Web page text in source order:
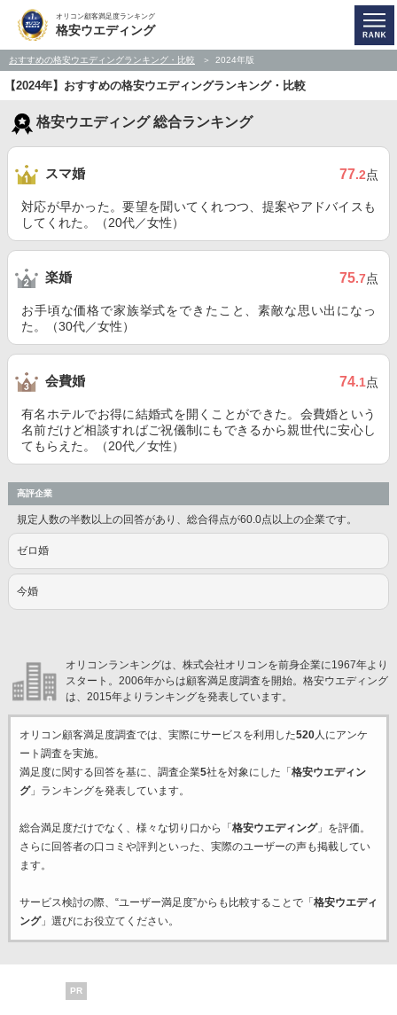
オリコン顧客満足度ランキング
格安ウエディング
おすすめの格安ウエディングランキング・比較 2024年版
【2024年】おすすめの格安ウエディングランキング・比較
格安ウエディング 総合ランキング
スマ婚 77.2点
対応が早かった。要望を聞いてくれつつ、提案やアドバイスも
してくれた。（20代／女性）
楽婚 75.7点
お手頃な価格で家族挙式をできたこと、素敵な思い出になっ
た。（30代／女性）
会費婚 74.1点
有名ホテルでお得に結婚式を開くことができた。会費婚という
名前だけど相談すればご祝儀制にもできるから親世代に安心し
てもらえた。（20代／女性）
高評企業
規定人数の半数以上の回答があり、総合得点が60.0点以上の企業です。
ゼロ婚
今婚
オリコンランキングは、株式会社オリコンを前身企業に1967年より
スタート。2006年からは顧客満足度調査を開始。格安ウエディング
は、2015年よりランキングを発表しています。
オリコン顧客満足度調査では、実際にサービスを利用した520人にアンケ
ート調査を実施。
満足度に関する回答を基に、調査企業5社を対象にした「 格安ウエディン
グ」ランキングを発表しています。
総合満足度だけでなく、様々な切り口から「 格安ウエディング」を評価。
さらに回答者の口コミや評判といった、実際のユーザーの声も掲載してい
ます。
サービス検討の際、“ユーザー満足度”からも比較することで「 格安ウエディ
ング」選びにお役立てください。
PR